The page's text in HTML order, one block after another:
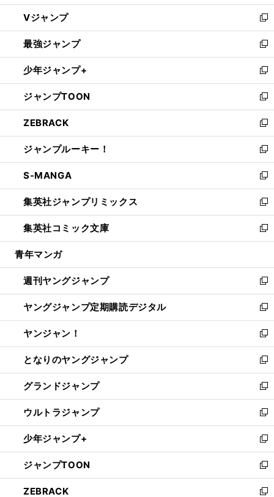
ウ
ィ
ン
ド
ウ
で
開
く
し
い
ウ
ィ
ン
ド
ウ
で
開
く
Vジャンプ
新
し
い
ウ
ィ
ン
ド
ウ
で
開
く
最強ジャンプ
新
し
い
ウ
ィ
ン
ド
ウ
で
開
く
少年ジャンプ+
新
し
い
ウ
ィ
ン
ド
ウ
で
開
く
ジャンプTOON
新
し
い
ウ
ィ
ン
ド
ウ
で
開
く
ZEBRACK
新
し
い
ウ
ィ
ン
ド
ウ
で
開
ジャンプルーキー！
新
し
い
ウ
ィ
ン
ド
ウ
開
く
S-MANGA
新
し
い
ウ
ィ
ン
ウ
で
開
く
集英社ジャンプリミックス
新
し
い
ウ
ン
ド
ウ
で
開
く
集英社コミック文庫
新
し
ウ
ィ
ン
ド
ウ
で
開
く
青年マンガ
週刊ヤングジャンプ
新
し
い
ウ
ィ
ン
ド
ウ
で
開
く
ヤングジャンプ定期購読デジタル
新
し
い
ウ
ィ
ン
ド
ウ
で
開
く
ヤンジャン！
新
し
い
ウ
ィ
ン
ド
ウ
で
開
く
となりのヤングジャンプ
新
し
い
ウ
ィ
ン
ド
ウ
で
開
く
グランドジャンプ
新
し
い
ウ
ィ
ン
ド
ウ
で
ウルトラジャンプ
新
し
い
ウ
ィ
ン
ド
少年ジャンプ+
新
し
い
ウ
ィ
ジャンプTOON
新
し
い
ZEBRACK
新